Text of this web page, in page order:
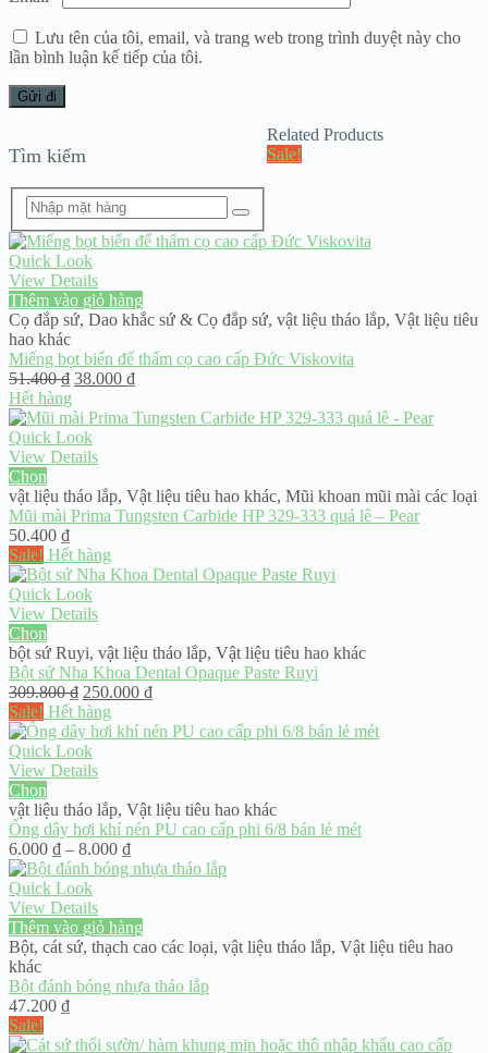
Lưu tên của tôi, email, và trang web trong trình duyệt này cho
lần bình luận kế tiếp của tôi.
Tìm kiếm
Related Products
Sale!
Quick Look
View Details
Thêm vào giỏ hàng
Cọ đắp sứ, Dao khắc sứ & Cọ đắp sứ, vật liệu tháo lắp, Vật liệu tiêu
hao khác
Miếng bọt biển để thấm cọ cao cấp Đức Viskovita
51.400₫ Giá
là:
51.400 ₫.
38.000 ₫Giá
tại
Hết hàng
Quick Look
View Details
Chọn
vật liệu tháo lắp, Vật liệu tiêu hao khác, Mũi khoan mũi mài các loại
Mũi mài Prima Tungsten Carbide HP 329-333 quả lê – Pear
50.400 ₫
Sale! Hết hàng
Quick Look
View Details
Chọn
bột sứ Ruyi, vật liệu tháo lắp, Vật liệu tiêu hao khác
Bột sứ Nha Khoa Dental Opaque Paste Ruyi
309.800₫ Giá
gốc
là:
309.800 ₫.
250.000 ₫Giá
tại
Sale! Hết hàng
Quick Look
View Details
Chọn
vật liệu tháo lắp, Vật liệu tiêu hao khác
Ống dây hơi khí nén PU cao cấp phi 6/8 bán lẻ mét
6.000 ₫ – 8.000 ₫Khoảng
giá:
đến
8.000 ₫
Quick Look
View Details
Thêm vào giỏ hàng
Bột, cát sứ, thạch cao các loại, vật liệu tháo lắp, Vật liệu tiêu hao
khác
Bột đánh bóng nhựa tháo lắp
47.200 ₫
Sale!